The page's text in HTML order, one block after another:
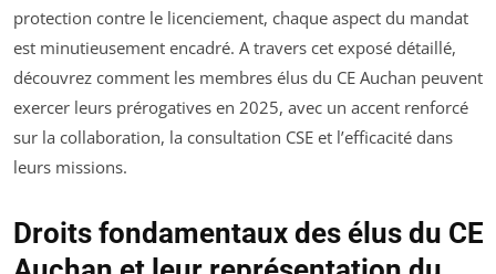
protection contre le licenciement, chaque aspect du mandat
est minutieusement encadré. A travers cet exposé détaillé,
découvrez comment les membres élus du CE Auchan peuvent
exercer leurs prérogatives en 2025, avec un accent renforcé
sur la collaboration, la consultation CSE et l’efficacité dans
leurs missions.
Droits fondamentaux des élus du CE